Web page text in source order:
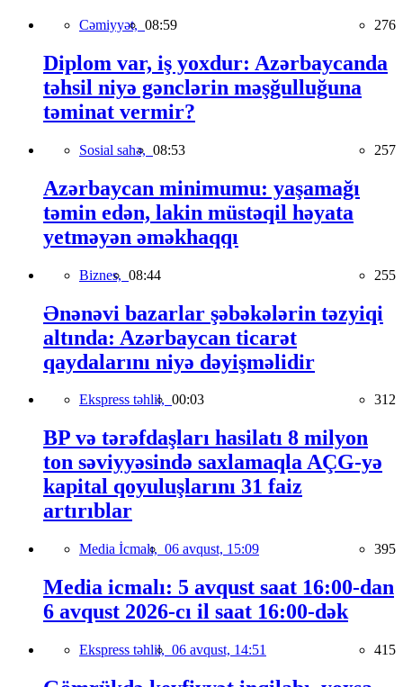
Cəmiyyət, 08:59 276
Diplom var, iş yoxdur: Azərbaycanda
təhsil niyə gənclərin məşğulluğuna
təminat vermir?
Sosial sahə, 08:53 257
Azərbaycan minimumu: yaşamağı
təmin edən, lakin müstəqil həyata
yetməyən əməkhaqqı
Biznes, 08:44 255
Ənənəvi bazarlar şəbəkələrin təzyiqi
altında: Azərbaycan ticarət
qaydalarını niyə dəyişməlidir
Ekspress təhlil, 00:03 312
BP və tərəfdaşları hasilatı 8 milyon
ton səviyyəsində saxlamaqla AÇG-yə
kapital qoyuluşlarını 31 faiz
artırıblar
Media İcmalı, 06 avqust, 15:09 395
Media icmalı: 5 avqust saat 16:00-dan
6 avqust 2026-cı il saat 16:00-dək
Ekspress təhlil, 06 avqust, 14:51 415